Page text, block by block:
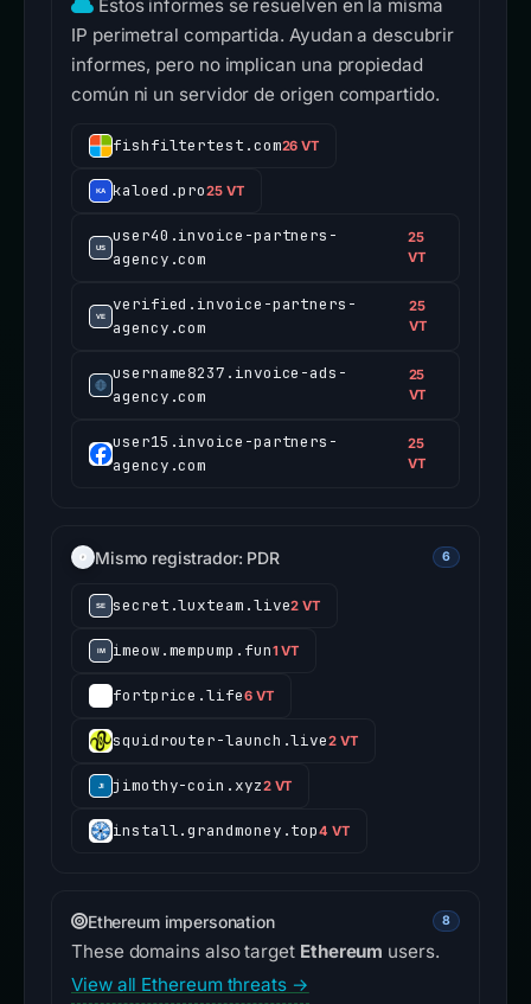
Estos informes se resuelven en la misma
IP perimetral compartida. Ayudan a descubrir
informes, pero no implican una propiedad
común ni un servidor de origen compartido.
fishfiltertest.com26 VT
kaloed.pro25 VT
user40.invoice-partners-
agency.com
25
VT
verified.invoice-partners-
agency.com
25
VT
username8237.invoice-ads-
agency.com
25
VT
user15.invoice-partners-
agency.com
25
VT
Mismo registrador: PDR 6
secret.luxteam.live2 VT
imeow.mempump.fun1 VT
fortprice.life6 VT
squidrouter-launch.live2 VT
jimothy-coin.xyz2 VT
install.grandmoney.top4 VT
Ethereum impersonation 8
These domains also target Ethereum users.
View all Ethereum threats →